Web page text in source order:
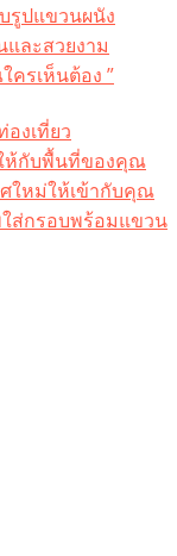
รูปแขวนผนัง
ละสวยงาม
รเห็นต้อง ”
งเที่ยว
ห้กับพื้นที่ของคุณ
ใหม่ให้เข้ากับคุณ
ส่กรอบพร้อมแขวน​